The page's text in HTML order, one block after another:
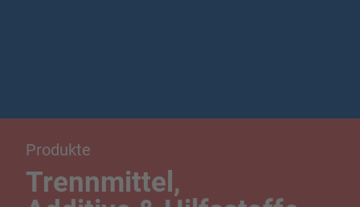
Produkte
Trennmittel,